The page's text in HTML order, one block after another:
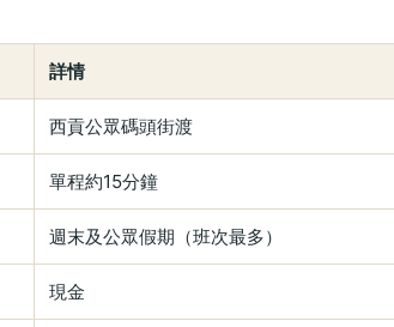
詳情
西貢公眾碼頭街渡
單程約15分鐘
週末及公眾假期（班次最多）
現金